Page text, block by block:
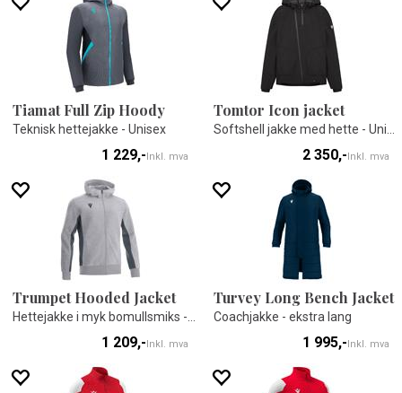
Tiamat Full Zip Hoody
Teknisk hettejakke - Unisex
1 229,-Inkl. mva
Tomtor Icon jacket
2 350,-Inkl. mva
Trumpet Hooded Jacket
1 209,-Inkl. mva
Turvey Long Bench Jacket
Coachjakke - ekstra lang
1 995,-Inkl. mva